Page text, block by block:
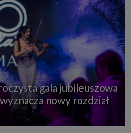
gala jubileuszowa
nowy rozdział